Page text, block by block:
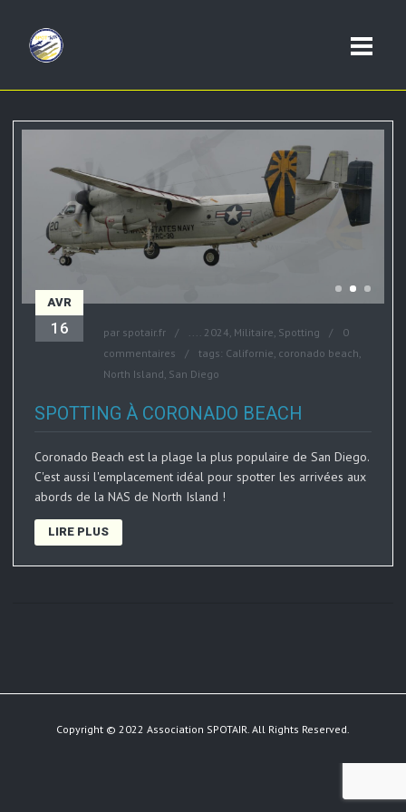
AVR
16 par spotair.fr .... 2024, Militaire, Spotting
0
commentaires
tags: Californie, coronado beach,
North Island, San Diego
SPOTTING À CORONADO BEACH
Coronado Beach est la plage la plus populaire de San Diego.
C'est aussi l'emplacement idéal pour spotter les arrivées aux
abords de la NAS de North Island !
LIRE PLUS
Copyright © 2022 Association SPOTAIR. All Rights Reserved.